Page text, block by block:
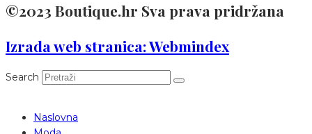
©2023 Boutique.hr Sva prava pridržana
Izrada web stranica: Webmindex
Search
Naslovna